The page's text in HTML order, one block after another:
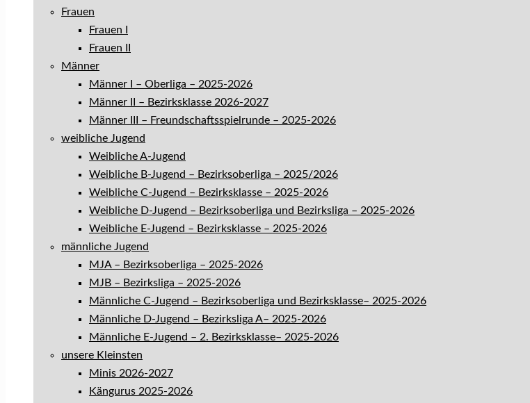
Frauen
Frauen I
Frauen II
Männer
Männer I – Oberliga – 2025-2026
Männer II – Bezirksklasse 2026-2027
Männer III – Freundschaftsspielrunde – 2025-2026
weibliche Jugend
Weibliche A-Jugend
Weibliche B-Jugend – Bezirksoberliga – 2025/2026
Weibliche C-Jugend – Bezirksklasse – 2025-2026
Weibliche D-Jugend – Bezirksoberliga und Bezirksliga – 2025-2026
Weibliche E-Jugend – Bezirksklasse – 2025-2026
männliche Jugend
MJA – Bezirksoberliga – 2025-2026
MJB – Bezirksliga – 2025-2026
Männliche C-Jugend – Bezirksoberliga und Bezirksklasse– 2025-2026
Männliche D-Jugend – Bezirksliga A– 2025-2026
Männliche E-Jugend – 2. Bezirksklasse– 2025-2026
unsere Kleinsten
Minis 2026-2027
Kängurus 2025-2026